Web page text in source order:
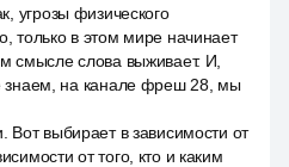
угрозы физического
только в этом мире начинает
смысле слова выживает. И,
знаем, на канале фреш 28, мы
Вот выбирает в зависимости от
от того, кто и каким